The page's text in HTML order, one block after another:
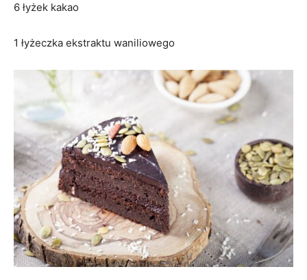
6 łyżek kakao
1 łyżeczka ekstraktu waniliowego